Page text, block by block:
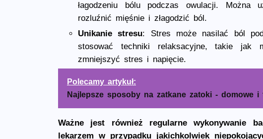
łagodzeniu bólu podczas owulacji. Można
rozluźnić mięśnie i złagodzić ból.
Unikanie stresu: Stres może nasilać ból
stosować techniki relaksacyjne, takie jak
zmniejszyć stres i napięcie.
Polecamy artykuł:
Najlepsze sposoby na zatkane zatoki - domowe i
Ważne jest również regularne wykonywanie
lekarzem w przypadku jakichkolwiek